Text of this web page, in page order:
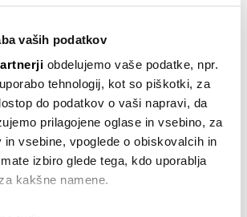
vaših podatkov
obdelujemo vaše podatke, npr.
tehnologij, kot so piškotki, za
do podatkov o vaši napravi, da
prilagojene oglase in vsebino, za
in vsebine, vpoglede o obiskovalcih in
izbiro glede tega, kdo uporablja
kakšne namene.
države uspevajo, če so zelo
ADRIA